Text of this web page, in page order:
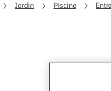
Jardin Piscine